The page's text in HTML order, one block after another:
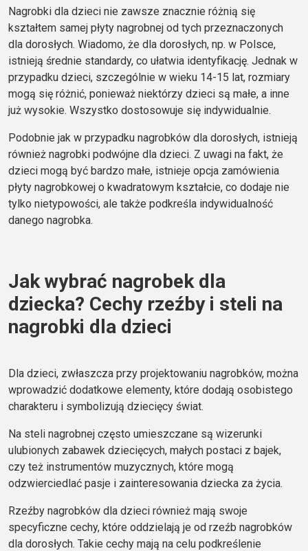
Nagrobki dla dzieci nie zawsze znacznie różnią się
kształtem samej płyty nagrobnej od tych przeznaczonych
dla dorosłych. Wiadomo, że dla dorosłych, np. w Polsce,
istnieją średnie standardy, co ułatwia identyfikację. Jednak w
przypadku dzieci, szczególnie w wieku 14-15 lat, rozmiary
mogą się różnić, ponieważ niektórzy dzieci są małe, a inne
już wysokie. Wszystko dostosowuje się indywidualnie.
Podobnie jak w przypadku nagrobków dla dorosłych, istnieją
również nagrobki podwójne dla dzieci. Z uwagi na fakt, że
dzieci mogą być bardzo małe, istnieje opcja zamówienia
płyty nagrobkowej o kwadratowym kształcie, co dodaje nie
tylko nietypowości, ale także podkreśla indywidualność
danego nagrobka.
Jak wybrać nagrobek dla
dziecka? Cechy rzeźby i steli na
nagrobki dla dzieci
Dla dzieci, zwłaszcza przy projektowaniu nagrobków, można
wprowadzić dodatkowe elementy, które dodają osobistego
charakteru i symbolizują dziecięcy świat.
Na steli nagrobnej często umieszczane są wizerunki
ulubionych zabawek dziecięcych, małych postaci z bajek,
czy też instrumentów muzycznych, które mogą
odzwierciedlać pasje i zainteresowania dziecka za życia.
Rzeźby nagrobków dla dzieci również mają swoje
specyficzne cechy, które oddzielają je od rzeźb nagrobków
dla dorosłych. Takie cechy mają na celu podkreślenie